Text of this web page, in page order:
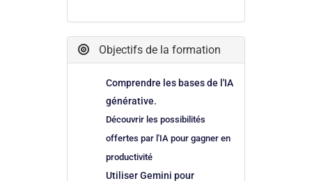
Objectifs de la formation
Comprendre les bases de l'IA
générative.
Découvrir les possibilités
offertes par l'IA pour gagner en
productivité
Utiliser Gemini pour